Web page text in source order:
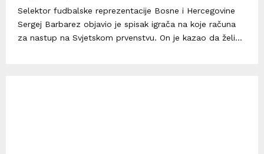
Selektor fudbalske reprezentacije Bosne i Hercegovine
Sergej Barbarez objavio je spisak igrača na koje računa
za nastup na Svjetskom prvenstvu. On je kazao da želi...